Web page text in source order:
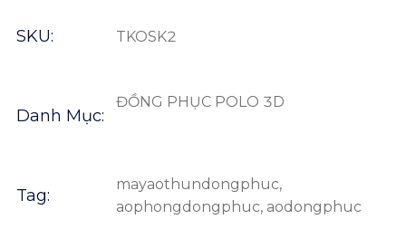
SKU: TKOSK2
Danh Mục:
ĐỒNG PHỤC POLO 3D
Tag:
mayaothundongphuc,
aophongdongphuc, aodongphuc